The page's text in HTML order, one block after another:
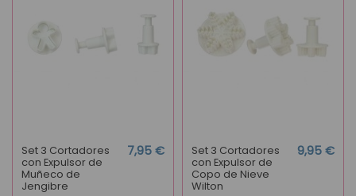
Set 3 Cortadores
con Expulsor de
Muñeco de
Jengibre
7,95 € Set 3 Cortadores
con Expulsor de
Copo de Nieve
Wilton
9,95 €